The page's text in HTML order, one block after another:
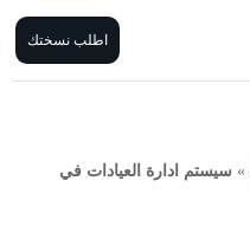
اطلب نسختك
» سيستم ادارة العيادات في